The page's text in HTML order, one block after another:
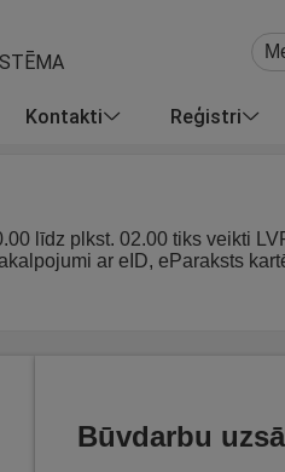
Kontakti Reģistri
līdz plkst. 02.00 tiks veikti
ar eID, eParaksts
Būvdarbu